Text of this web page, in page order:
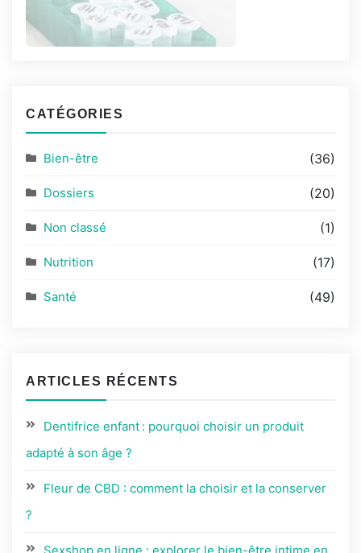
CATÉGORIES
Bien-être (36)
Dossiers (20)
Non classé (1)
Nutrition (17)
Santé (49)
ARTICLES RÉCENTS
Dentifrice enfant : pourquoi choisir un produit
adapté à son âge ?
Fleur de CBD : comment la choisir et la conserver
?